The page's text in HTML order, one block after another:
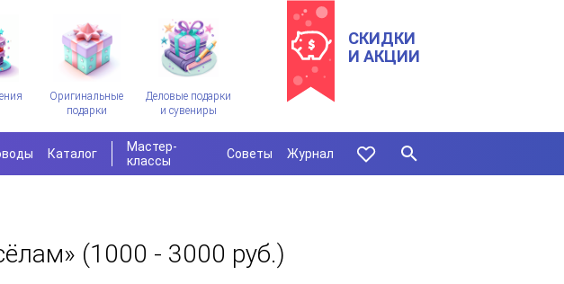
Оригинальные
подарки
Деловые подарки
и сувениры
СКИДКИ
И АКЦИИ
Каталог
Мастер-
классы
Советы Журнал
(1000 - 3000 руб.)